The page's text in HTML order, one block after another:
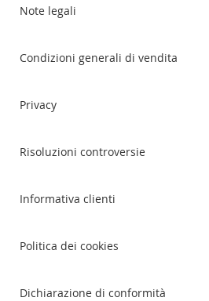
Note legali
Condizioni generali di vendita
Privacy
Risoluzioni controversie
Informativa clienti
Politica dei cookies
Dichiarazione di conformità